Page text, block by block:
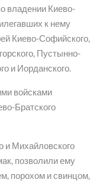
владении Киево-
к нему
Киево-Софийского,
Пустынно-
и Иорданского.
войсками
Братского
и Михайловского
позволили ему
порохом и свинцом,